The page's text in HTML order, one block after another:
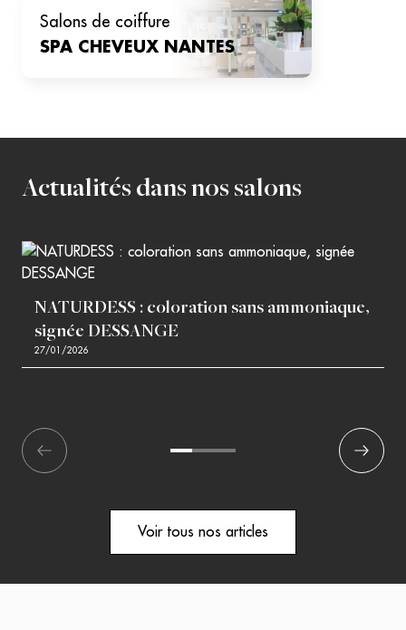
salons de coiffure
SPA CHEVEUX NANTES
Actualités dans nos salons
NATURDESS : coloration sans ammoniaque,
signée DESSANGE
27/01/2026
Suivant
Voir tous nos articles